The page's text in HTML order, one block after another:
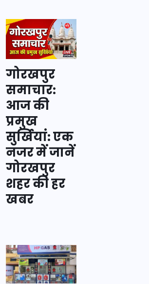
गोरखपुर
समाचार:
आज की
प्रमुख
सुर्खियां: एक
नजर में जानें
गोरखपुर
शहर की हर
खबर